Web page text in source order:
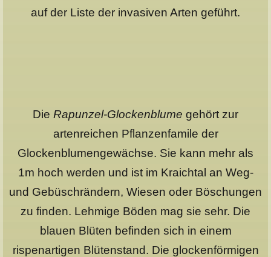
auf der Liste der invasiven Arten geführt.
Die Rapunzel-Glockenblume gehört zur
artenreichen Pflanzenfamile der
Glockenblumengewächse. Sie kann mehr als
1m hoch werden und ist im Kraichtal an Weg-
und Gebüschrändern, Wiesen oder Böschungen
zu finden. Lehmige Böden mag sie sehr. Die
blauen Blüten befinden sich in einem
rispenartigen Blütenstand. Die glockenförmigen